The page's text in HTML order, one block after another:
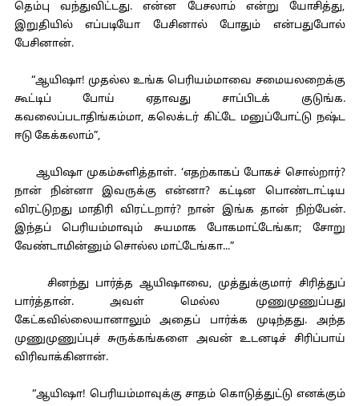
தெம்பு வந்துவிட்டது. என்ன பேசலாம் என்று யோசித்து,
இறுதியில் எப்படியோ பேசினால் போதும் என்பதுபோல்
பேசினான்.
“ஆயிஷா! முதல்ல உங்க பெரியம்மாவை சமையலறைக்கு
கூட்டிப் போய் ஏதாவது சாப்பிடக் குடுங்க.
கவலைப்படாதிங்கம்மா, கலெக்டர் கிட்டே மனுப்போட்டு நஷ்ட
ஈடு கேக்கலாம்”,
ஆயிஷா முகம்சுளித்தாள். ‘எதற்காகப் போகச் சொல்றார்?
நான் நின்னா இவருக்கு என்னா? கட்டின பொண்டாட்டிய
விரட்டுறது மாதிரி விரட்டறார்? நான் இங்க தான் நிற்பேன்.
இந்தப் பெரியம்மாவும் சுயமாக போகமாட்டேங்கா; சோறு
வேண்டாமின்னும் சொல்ல மாட்டேங்கா...”
சினந்து பார்த்த ஆயிஷாவை, முத்துக்குமார் சிரித்துப்
பார்த்தான். அவள் மெல்ல முணுமுணுப்பது
கேட்கவில்லையானாலும் அதைப் பார்க்க முடிந்தது. அந்த
முணுமுணுப்புச் சுருக்கங்களை அவன் உடனடிச் சிரிப்பாய்
விரிவாக்கினான்.
“ஆயிஷா! பெரியம்மாவுக்கு சாதம் கொடுத்துட்டு எனக்கும்